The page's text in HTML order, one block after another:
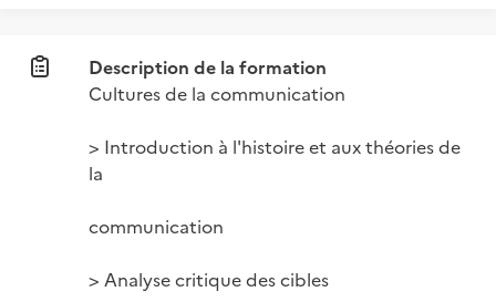
Description de la formation
Cultures de la communication
> Introduction à l'histoire et aux théories de
la
communication
> Analyse critique des cibles